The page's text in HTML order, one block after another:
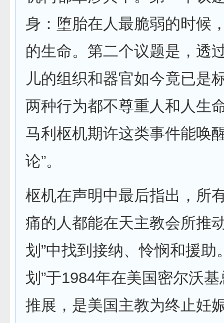
身：堕胎在人最脆弱的时候
的生命。第二个议题是，透
儿的组织和器官如今竟已是
两种行为都不尊重人和人生
马利枢机期许这类事件能唤
论”。
枢机在声明中最后指出，所
痛的人都能在天主教会所推
划”中找到接纳、怜悯和援助
划”于1984年在美国密尔沃
推展，是美国主教为终止妊